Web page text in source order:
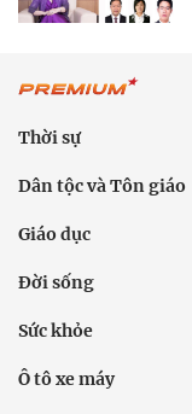
Thời sự
Dân tộc và Tôn giáo
Giáo dục
Đời sống
Sức khỏe
Ô tô xe máy